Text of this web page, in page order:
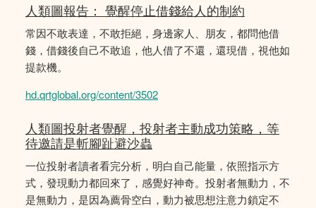
人類圖報告： 覺醒停止借錢給人的制約
常因不敢表達，不敢拒絕，身邊家人、朋友，都問他借
錢，借錢後自己不敢追，他人借了不還，還現借，視他如
提款機。
hd.qrtglobal.org/content/3502
人類圖投射者覺醒，投射者主動成功策略，等
待邀請是斬腳趾避沙蟲
一位投射者讀者看完分析，明白自己能量，依照指示方
式，發現動力都回來了，感覺好神奇。投射者無動力，不
是無動力，是因為薦骨空白，動力被思想注意力鎖定不